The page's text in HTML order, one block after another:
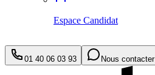
Espace Candidat
01 40 06 03 93 Nous contacter